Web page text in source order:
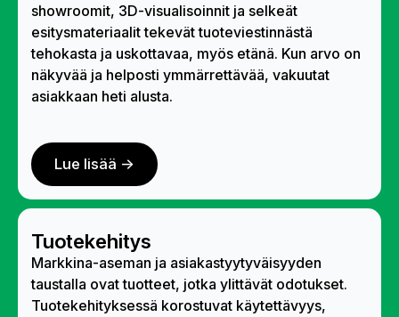
showroomit, 3D-visualisoinnit ja selkeät
esitysmateriaalit tekevät tuoteviestinnästä
tehokasta ja uskottavaa, myös etänä. Kun arvo on
näkyvää ja helposti ymmärrettävää, vakuutat
asiakkaan heti alusta.
Lue lisää ->
Tuotekehitys
Markkina-aseman ja asiakastyytyväisyyden
taustalla ovat tuotteet, jotka ylittävät odotukset.
Tuotekehityksessä korostuvat käytettävyys,